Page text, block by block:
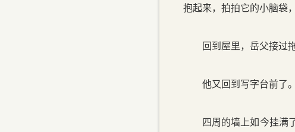
抱起来，拍拍它的小脑袋
回到屋里，岳父接过拖
他又回到写字台前了。
四周的墙上如今挂满了